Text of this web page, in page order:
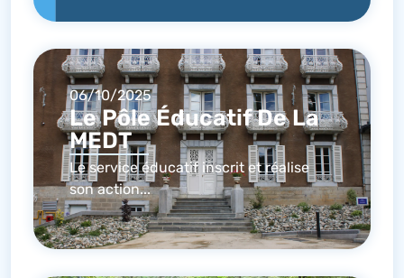
06/10/2025
Le Pôle Éducatif De La
MEDT
Le service éducatif inscrit et réalise
son action...